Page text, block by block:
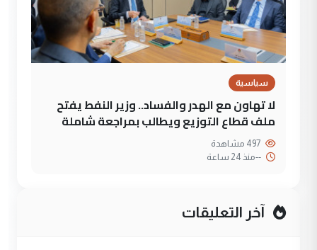
سياسية
لا تهاون مع الهدر والفساد.. وزير النفط يفتح
ملف قطاع التوزيع ويطالب بمراجعة شاملة
--منذ 24 ساعة
آخر التعليقات